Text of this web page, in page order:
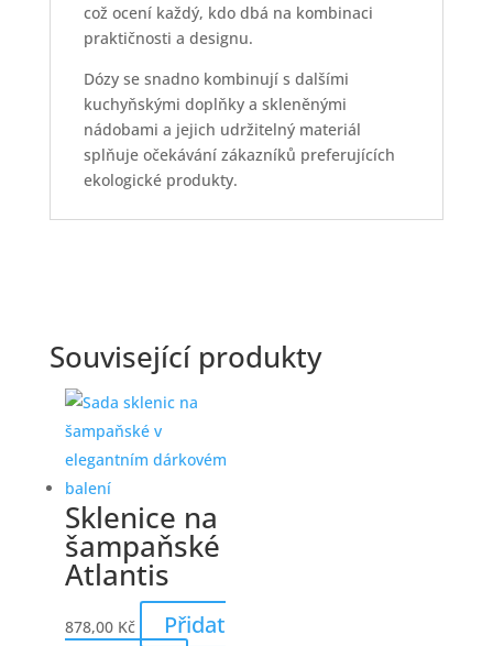
což ocení každý, kdo dbá na kombinaci
praktičnosti a designu.
Dózy se snadno kombinují s dalšími
kuchyňskými doplňky a skleněnými
nádobami a jejich udržitelný materiál
splňuje očekávání zákazníků preferujících
ekologické produkty.
Související produkty
Sklenice na
šampaňské
Atlantis
878,00 Kč
Přidat